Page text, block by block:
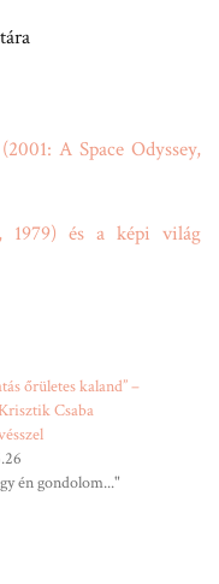
A Space Odyssey,
1979) és a képi világ
őrületes kaland” –
Csaba
én gondolom..."